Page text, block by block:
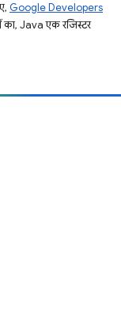
Google Developers
Java एक रजिस्टर